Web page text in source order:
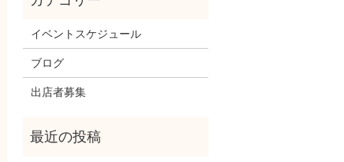
イベントスケジュール
ブログ
出店者募集